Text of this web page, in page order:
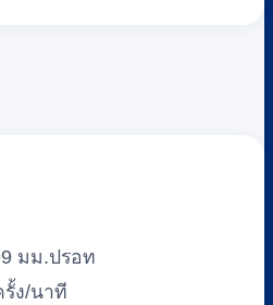
มม.ปรอท
รั้ง/นาที